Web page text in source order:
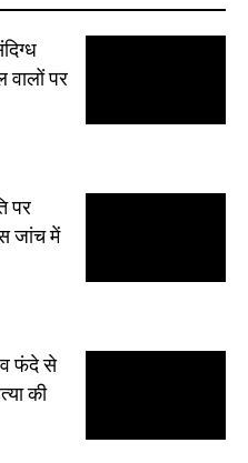
वालों पर
पर
जांच में
फंदे से
की